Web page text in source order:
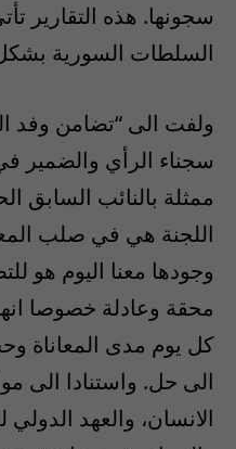
سجونها. هذه التقارير
السلطات السورية
ولفت الى “تضامن وفد
سجناء الرأي والضمير
ممثلة بالنائب السابق
اللجنة هي في صلب
وجودها معنا اليوم هو
محقة وعادلة خصوصا
كل يوم مدى المعاناة
الى حل. واستنادا الى
الانسان، والعهد الدولي